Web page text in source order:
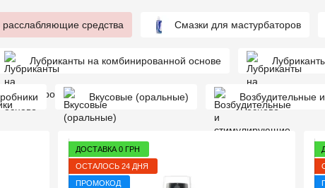
расслабляющие средства Смазки для мастурбаторов
Лубриканты на комбинированной основе
Вкусовые (оральные) Возбудительные
ДОСТАВКА 0 ГРН
ОСТАЛОСЬ 24 ДНЯ
ПРОМОКОД